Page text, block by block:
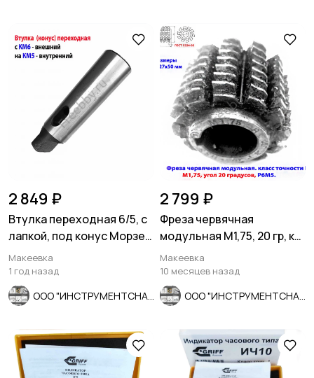
2 849 ₽
Втулка переходная 6/5, с
лапкой, под конус Морзе,
с КМ6 на КМ5.
Макеевка
1 год назад
2 799 ₽
Фреза червячная
модульная М1,75, 20 гр, кл
В, 1°45', Р6М5, 63х27х50
Макеевка
10 месяцев назад